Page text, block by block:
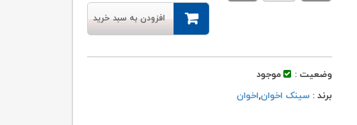
بود.افزودن به سبد خرید
وضعیت :
موجود
برند : سینک اخوان,اخوان